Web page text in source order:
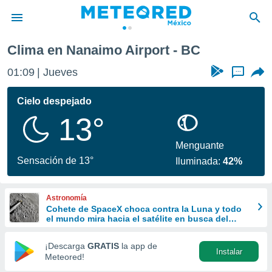
de
ha sido
calidad.
a este
las
y
forma
digital
basada
Clima en Nanaimo Airport - BC
01:09 Jueves ...
Cielo despejado
13°
Sensación de 13°
Menguante
Iluminada:42%
Astronomía
Cohete de SpaceX choca contra la Luna y todo
el mundo mira hacia el satélite en busca del
¡Descarga GRATIS la app de
Meteored!
Instalar